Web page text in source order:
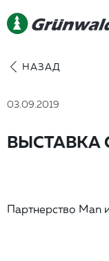
НАЗАД
03.09.2019
ВЫСТАВКА
Партнерство Man